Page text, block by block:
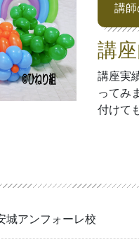
講
講
講座実
ってみ
付けて
城アンフォーレ校